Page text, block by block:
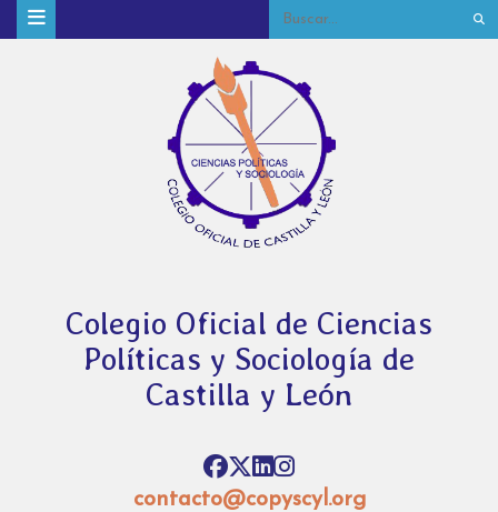
Colegio Oficial de Ciencias
Políticas y Sociología de
Castilla y León
contacto@copyscyl.org